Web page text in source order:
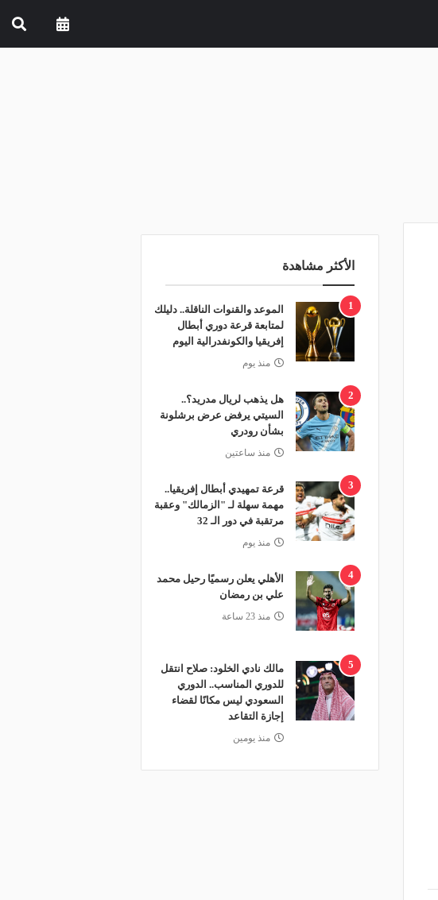
الأكثر مشاهدة
1
الموعد والقنوات الناقلة.. دليلك
لمتابعة قرعة دوري أبطال
إفريقيا والكونفدرالية اليوم
منذ يوم
2
هل يذهب لريال مدريد؟..
السيتي يرفض عرض برشلونة
بشأن رودري
منذ ساعتين
3
قرعة تمهيدي أبطال إفريقيا..
مهمة سهلة لـ "الزمالك" وعقبة
مرتقبة في دور الـ 32
منذ يوم
4
الأهلي يعلن رسميًا رحيل محمد
علي بن رمضان
منذ 23 ساعة
5
مالك نادي الخلود: صلاح انتقل
للدوري المناسب.. الدوري
السعودي ليس مكانًا لقضاء
إجازة التقاعد
منذ يومين